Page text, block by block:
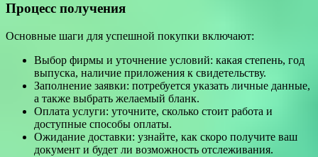
Процесс получения
Основные шаги для успешной покупки включают:
Выбор фирмы и уточнение условий: какая степень, год
выпуска, наличие приложения к свидетельству.
Заполнение заявки: потребуется указать личные данные,
а также выбрать желаемый бланк.
Оплата услуги: уточните, сколько стоит работа и
доступные способы оплаты.
Ожидание доставки: узнайте, как скоро получите ваш
документ и будет ли возможность отслеживания.